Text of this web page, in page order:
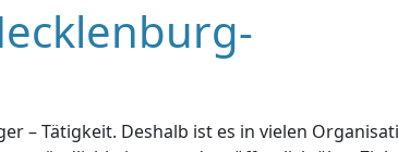
– Tätigkeit. Deshalb ist es in vielen